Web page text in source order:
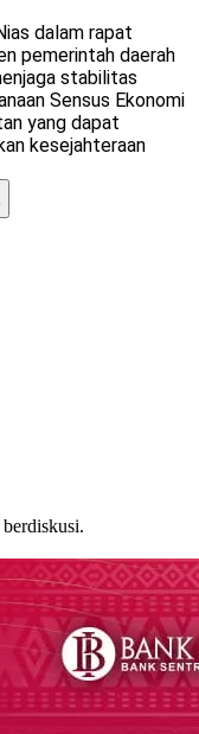
dalam rapat
pemerintah daerah
stabilitas
Sensus Ekonomi
yang dapat
kesejahteraan